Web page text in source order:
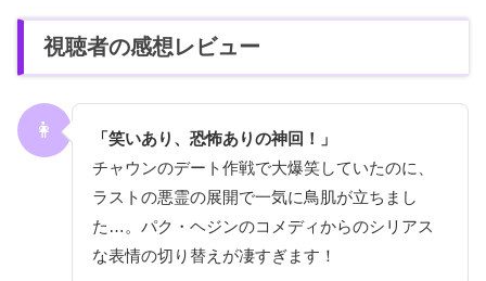
視聴者の感想レビュー
👩
「笑いあり、恐怖ありの神回！」
チャウンのデート作戦で大爆笑していたのに、
ラストの悪霊の展開で一気に鳥肌が立ちまし
た…。パク・ヘジンのコメディからのシリアス
な表情の切り替えが凄すぎます！